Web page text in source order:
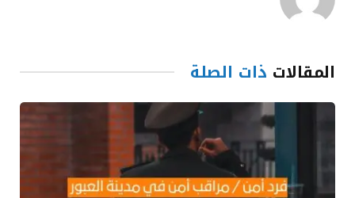
المقالات ذات الصلة